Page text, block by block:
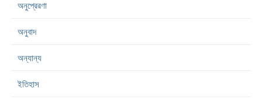
অনুপ্রেরণা
অনুবাদ
অন্যান্য
ইতিহাস